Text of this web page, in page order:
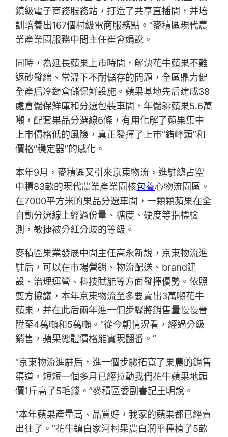
鎮級電子商務服務站，打造了共享直播間，并培
訓培養出167個村級電商服務點。”麥積區現代農
業產業園服務中間主任崔會娟說。
同時，為延長蘋果上市時間，解決花牛蘋果不難
返砂發綿、常溫下不耐儲存的問題，全區鼎力健
全產后冷鏈倉儲保鮮設施。蘋果基地先后建成38
處倉儲保鮮庫和分選包裝車間，年儲躲蘋果5.6萬
噸，配套果品分選線6條，有用化解了蘋果集中
上市價格低的風險，真正發揮了上市“錯峰頭”和
價格“穩定器”的感化。
本年9月，麥積區又引來京東物流，進駐總占空
中積83畝的現代農業產業園核包養心物流園區。
在7000平方米的果品分選車間，一顆顆蘋果在全
自動分選線上經過份量、糖度、硬度等指標檢
測，敏捷被分紅分歧的等級。
麥積區果業發展中間主任高永新說，京東物流進
駐后，可以在市場營銷、物流配送、brand建
設、治理運營、科技賦能等方面發揮優勢。依照
雙方協議，本年京東物流至多要賣出3萬噸花牛
蘋果，并在此后兩年進一個步驟將銷售量慢慢晉
陞至4萬噸和5萬噸。“從今朝情況看，經過分級
銷售，蘋果總體價格能實現翻番。”
“京東物流進駐后，進一個步驟拓寬了果農的銷售
渠道，短短一個多月已經拉動我們花牛蘋果地頭
價1斤高了5毛錢。”麥積區委副書記王明說。
“本年蘋果產量高、品質好，我家的蘋果都已經賣
出往了。”花牛鎮白家河村果農白潤平種植了5畝